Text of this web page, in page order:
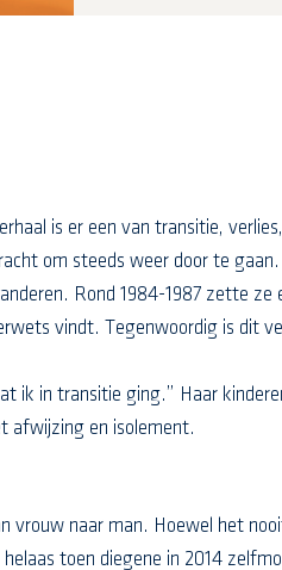
is er een van transitie,
om steeds weer door te gaan.
Rond 1984-1987 zette ze
vindt. Tegenwoordig is dit
ik in transitie ging.” Haar
afwijzing en isolement.
vrouw naar man. Hoewel het
toen diegene in 2014